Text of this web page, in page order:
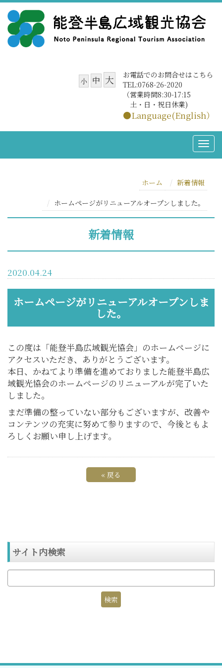
お電話でのお問合せはこちら
TEL:0768-26-2020
（営業時間8:30-17:15
土・日・祝日休業)
●Language(English）
小 中 大
ホーム 新着情報
ホームページがリニューアルオープンしました。
新着情報
2020.04.24
ホームページがリニューアルオープンしま
した。
この度は「能登半島広域観光協会」のホームページに
アクセスいただき、ありがとうございます。
本日、かねてより準備を進めておりました能登半島広
域観光協会のホームページのリニューアルが完了いた
しました。
まだ準備の整っていない部分もございますが、改善や
コンテンツの充実に努めて参りますので、今後ともよ
ろしくお願い申し上げます。
« 戻る
サイト内検索